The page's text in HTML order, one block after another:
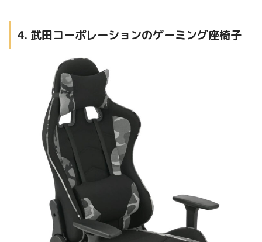
4. 武田コーポレーションのゲーミング座椅子